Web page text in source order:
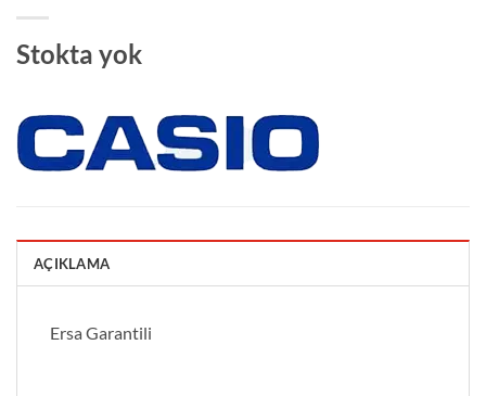
Stokta yok
AÇIKLAMA
Ersa Garantili